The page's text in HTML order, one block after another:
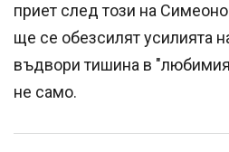
приет след този на
ще се обезсилят усилията
въдвори тишина в
не само.